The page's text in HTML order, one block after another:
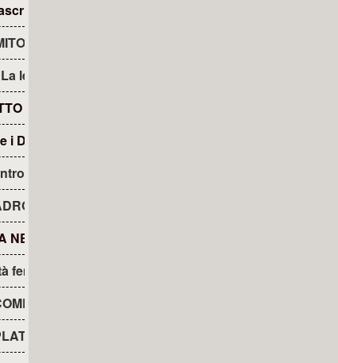
dal filmato
della TERRA CAVA
leggenda della TERRA CAVA
O DELL'ALLEANZA
i Demoni e gli Angeli
segreti della razza umana
DEL MONDO
La..
femminile
I RE DIVENTARONO DEI